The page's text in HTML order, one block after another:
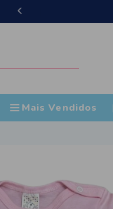
Mais Vendidos